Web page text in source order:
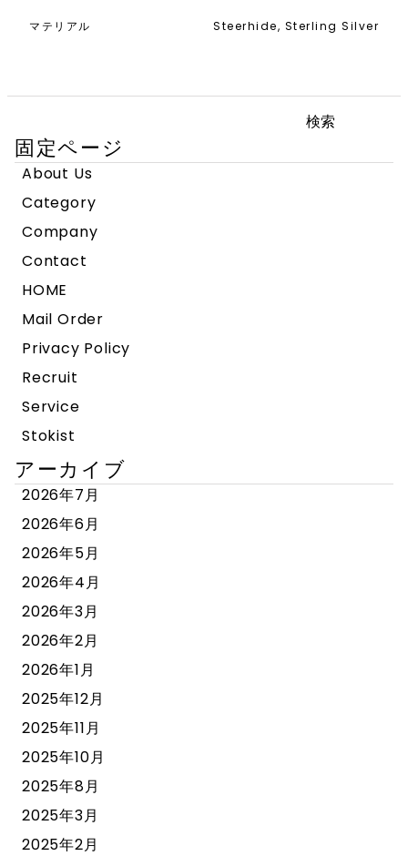
マテリアル Steerhide, Sterling Silver
索:
固定ページ
About Us
Category
Company
Contact
HOME
Mail Order
Privacy Policy
Recruit
Service
Stokist
アーカイブ
2026年7月
2026年6月
2026年5月
2026年4月
2026年3月
2026年2月
2026年1月
2025年12月
2025年11月
2025年10月
2025年8月
2025年3月
2025年2月